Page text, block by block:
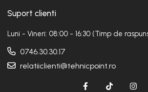
Suport clienti
Luni - Vineri: 08:00 - 16:30 (Timp de
0746.30.30.17
relatiiclienti@tehnicpoint.ro